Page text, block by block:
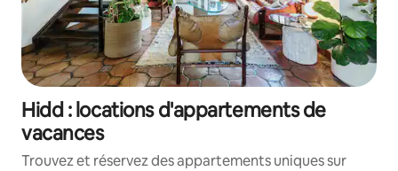
Hidd : locations d'appartements de
vacances
Trouvez et réservez des appartements uniques sur